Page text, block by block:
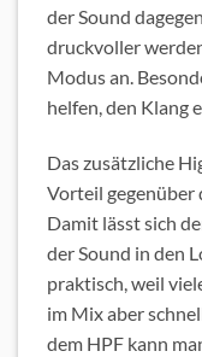
der Sound
druckvoller
Modus an.
helfen, den Klang
Das zusätzliche
Vorteil gegenüber
Damit lässt sich
der Sound in den
praktisch, weil
im Mix aber
dem HPF kann